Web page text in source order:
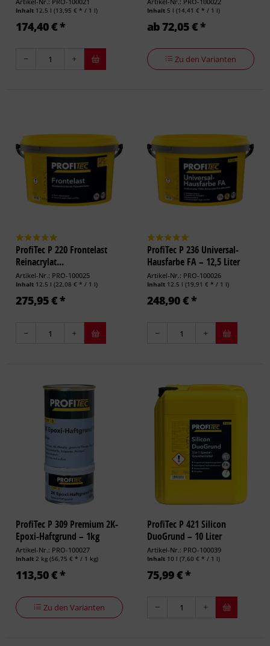
Inhalt 12.5 l(13,95 € * / 1 l)
174,40 € *
Inhalt 5 l(14,41 € * / 1 l)
ab 72,05 € *
Zu den Varianten
ProfiTec P 220 Frontelast
Reinacrylat...
Artikel-Nr.: PRO-100025
Inhalt 12.5 l(22,08 € * / 1 l)
275,95 € *
ProfiTec P 236 Universal-
Hausfarbe FA – 12,5 Liter
Artikel-Nr.: PRO-100026
Inhalt 12.5 l(19,91 € * / 1 l)
248,90 € *
ProfiTec P 309 Premium 2K-
Epoxi-Haftgrund – 1kg
Artikel-Nr.: PRO-100027
Inhalt 2 kg(56,75 € * / 1 kg)
113,50 € *
Zu den Varianten
ProfiTec P 421 Silicon
DuoGrund – 10 Liter
Artikel-Nr.: PRO-100039
Inhalt 10 l(7,60 € * / 1 l)
75,99 € *